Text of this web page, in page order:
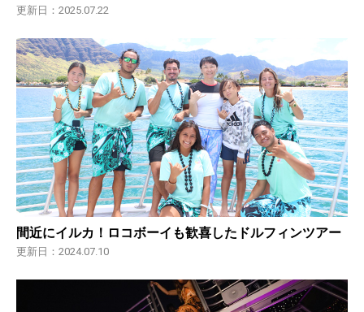
更新日：2025.07.22
間近にイルカ！ロコボーイも歓喜したドルフィンツアー
更新日：2024.07.10